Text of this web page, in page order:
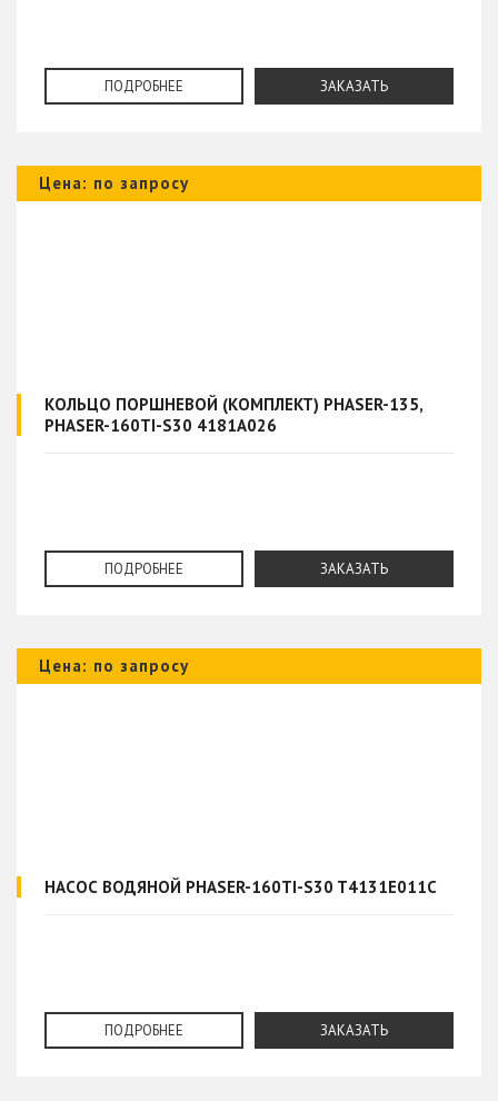
ПОДРОБНЕЕ ЗАКАЗАТЬ
Цена: по запросу
КОЛЬЦО ПОРШНЕВОЙ (КОМПЛЕКТ) PHASER-135,
PHASER-160TI-S30 4181A026
ПОДРОБНЕЕ ЗАКАЗАТЬ
Цена: по запросу
НАСОС ВОДЯНОЙ PHASER-160TI-S30 T4131E011C
ПОДРОБНЕЕ ЗАКАЗАТЬ